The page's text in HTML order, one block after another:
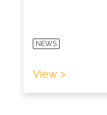
NEWS
View >